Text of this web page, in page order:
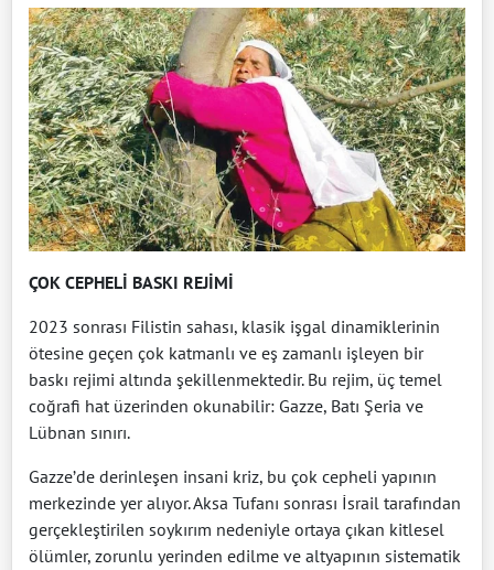
ÇOK CEPHELİ BASKI REJİMİ
2023 sonrası Filistin sahası, klasik işgal dinamiklerinin
ötesine geçen çok katmanlı ve eş zamanlı işleyen bir
baskı rejimi altında şekillenmektedir. Bu rejim, üç temel
coğrafi hat üzerinden okunabilir: Gazze, Batı Şeria ve
Lübnan sınırı.
Gazze’de derinleşen insani kriz, bu çok cepheli yapının
merkezinde yer alıyor. Aksa Tufanı sonrası İsrail tarafından
gerçekleştirilen soykırım nedeniyle ortaya çıkan kitlesel
ölümler, zorunlu yerinden edilme ve altyapının sistematik